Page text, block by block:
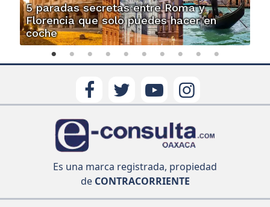
5 paradas secretas entre Roma y
Florencia que solo puedes hacer en
coche
Es una marca registrada, propiedad
deCONTRACORRIENTE